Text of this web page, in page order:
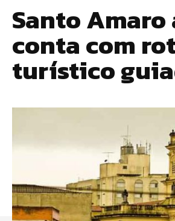
Santo Amaro
conta com
turístico